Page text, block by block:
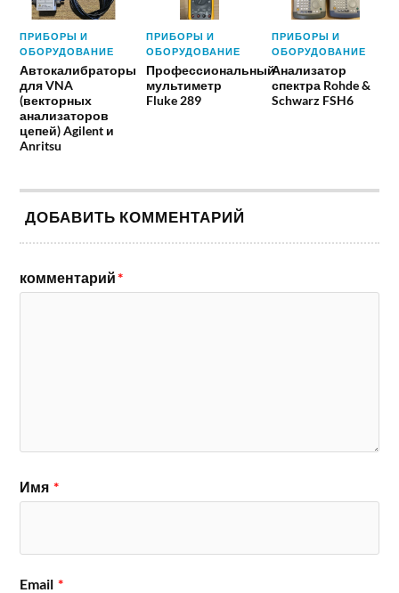
ПРИБОРЫ И
ОБОРУДОВАНИЕ
Автокалибраторы
для VNA
(векторных
анализаторов
цепей) Agilent и
Anritsu
ПРИБОРЫ И
ОБОРУДОВАНИЕ
Профессиональный
мультиметр
Fluke 289
ПРИБОРЫ И
ОБОРУДОВАНИЕ
Анализатор
спектра Rohde &
Schwarz FSH6
ДОБАВИТЬ КОММЕНТАРИЙ
комментарий*
Имя *
Email *